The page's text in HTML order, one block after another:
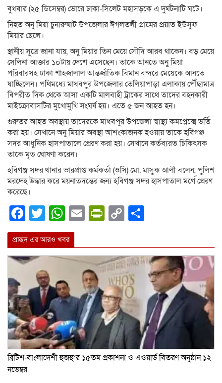
বুধবার (২৫ ডিসেম্বর) ভোরে ঢাকা-সিলেট মহাসড়কে এ দুর্ঘটনাটি ঘটে।
নিহত অনু মিয়া চুনারুঘাট উপজেলার ঈগলতলী গ্রামের প্রয়াত ইউসুফ
মিয়ার ছেলে।
স্থানীয় সূত্রে জানা যায়, অনু মিয়ার তিন মেয়ে সৌদি আরব থাকেন। বড় মেয়ে
সেলিনা আক্তার ১০টায় দেশে এসেছেন। তাকে আনতে অনু মিয়া
পরিবারসহ ঢাকা শাহজালাল আন্তর্জাতিক বিমান বন্দরে মেয়েকে আনতে
যাচ্ছিলেন। পথিমধ্যে মাধবপুর উপজেলার তেলিয়াপাড়া এলাকায় পৌঁছামাত্র
বিপরীত দিক থেকে আসা একটি মালবাহী ট্রাকের সাথে তাদের বহনকারী
মাইক্রোবাসটির মুখোমুখি সংঘর্ষ হয়। এতে ৫ জন আহত হন।
গুরুতর আহত অবস্থায় তাদেরকে মাধবপুর উপজেলা স্বাস্থ্য কমপ্লেক্সে ভর্তি
করা হয়। সেখানে অনু মিয়ার অবস্থা আশংকাজনক হওয়ায় তাকে হবিগঞ্জ
সদর আধুনিক হাসপাতালে প্রেরণ করা হয়। সেখানে কর্তব্যরত চিকিৎসক
তাকে মৃত ঘোষণা করেন।
হবিগঞ্জ সদর থানার ভারপ্রাপ্ত কর্মকর্তা (ওসি) মো. মাসুক আলী বলেন, পুলিশ
মরদেহ উদ্ধার করে ময়নাতদন্তের জন্য হবিগঞ্জ সদর হাসপাতাল মর্গে প্রেরণ
করেছে।
Facebook
Twitter
WhatsApp
EmailPrintFriendly
Copy
প্রচ্ছদ এর আরও খবর
ব্রিটিশ-বাংলাদেশী হুজহু’র ১৫তম প্রকাশনা ও এওয়ার্ড বিতরণ অনুষ্ঠান ১২
নভেম্বর